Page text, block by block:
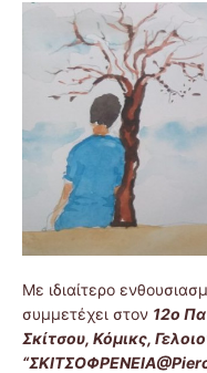
Με ιδιαίτερο
συμμετέχει στον 12ο
Σκίτσου, Κόμικς,